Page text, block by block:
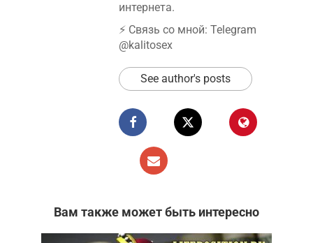
интернета.
⚡️ Связь со мной: Telegram
@kalitosex
See author's posts
Вам также может быть интересно